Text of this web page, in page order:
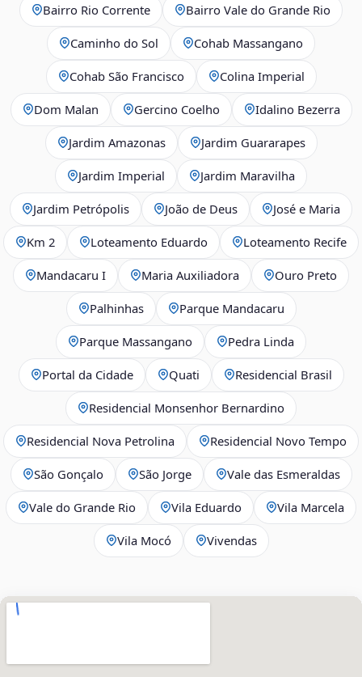
Bairro Rio Corrente Bairro Vale do Grande Rio
Caminho do Sol Cohab Massangano
Cohab São Francisco Colina Imperial
Dom Malan Gercino Coelho Idalino Bezerra
Jardim Amazonas Jardim Guararapes
Jardim Imperial Jardim Maravilha
Jardim Petrópolis João de Deus José e Maria
Km 2 Loteamento Eduardo Loteamento Recife
Mandacaru I Maria Auxiliadora Ouro Preto
Palhinhas Parque Mandacaru
Parque Massangano Pedra Linda
Portal da Cidade Quati Residencial Brasil
Residencial Monsenhor Bernardino
Residencial Nova Petrolina Residencial Novo Tempo
São Gonçalo São Jorge Vale das Esmeraldas
Vale do Grande Rio Vila Eduardo Vila Marcela
Vila Mocó Vivendas